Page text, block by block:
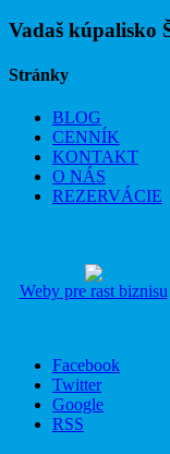
Vadaš kúpalisko
Stránky
BLOG
CENNÍK
KONTAKT
O NÁS
REZERVÁCIE
Weby pre rast biznisu
Facebook
Twitter
Google
RSS